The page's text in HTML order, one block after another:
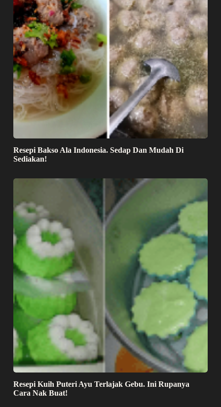
Resepi Bakso Ala Indonesia. Sedap Dan Mudah Di
Sediakan!
Resepi Kuih Puteri Ayu Terlajak Gebu. Ini Rupanya
Cara Nak Buat!